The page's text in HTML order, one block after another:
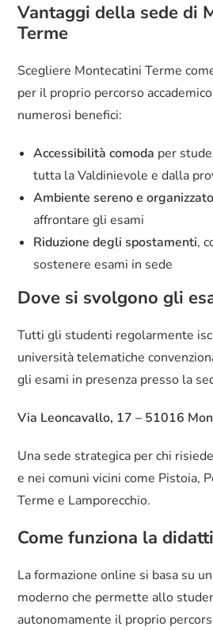
Vantaggi della sede di
Terme
Scegliere Montecatini Terme
per il proprio percorso
numerosi benefici:
Accessibilità comoda per
tutta la Valdinievole e dalla
Ambiente sereno e organizzato
affrontare gli esami
Riduzione degli spostamenti,
sostenere esami in sede
Dove si svolgono gli
Tutti gli studenti regolarmente
università telematiche
gli esami in presenza presso la
Via Leoncavallo, 17 – 51016
Una sede strategica per chi
e nei comuni vicini come Pistoia,
Terme e Lamporecchio.
Come funziona la
La formazione online si basa su
moderno che permette allo
autonomamente il proprio